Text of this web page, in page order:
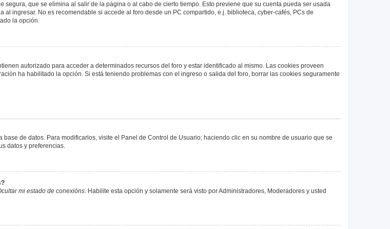
que se elimina al salir de la página o al cabo de cierto tiempo. Esto previene que su cuenta pueda ser usada
ingresar. No es recomendable si accede al foro desde un PC compartido, e.j. biblioteca, cyber-cafés, PCs de
la opción.
autorizado para acceder a determinados recursos del foro y estar identificado al mismo. Las cookies proveen
ha habilitado la opción. Si está teniendo problemas con el ingreso o salida del foro, borrar las cookies seguramente
de datos. Para modificarlos, visite el Panel de Control de Usuario; haciendo clic en su nombre de usuario que se
datos y preferencias.
mi estado de conexións. Habilite esta opción y solamente será visto por Administradores, Moderadores y usted